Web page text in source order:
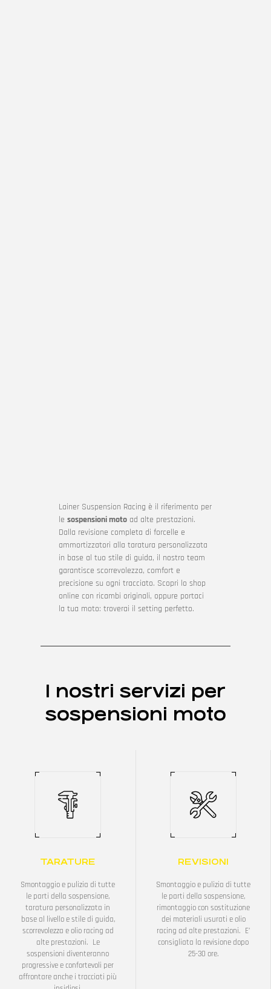
Lainer Suspension Racing è il riferimento per
lesospensioni moto ad alte prestazioni.
Dalla revisione completa di forcelle e
ammortizzatori alla taratura personalizzata
in base al tuo stile di guida, il nostro team
garantisce scorrevolezza, comfort e
precisione su ogni tracciato. Scopri lo shop
online con ricambi originali, oppure portaci
la tua moto: troverai il setting perfetto.
I nostri servizi per
sospensioni moto
TARATURE
Smontaggio e pulizia di tutte
le parti della sospensione,
taratura personalizzata in
base al livello e stile di guida,
scorrevolezza e olio racing ad
alte prestazioni. Le
sospensioni diventeranno
progressive e confortevoli per
affrontare anche i tracciati più
REVISIONI
Smontaggio e pulizia di tutte
le parti della sospensione,
rimontaggio con sostituzione
dei materiali usurati e olio
racing ad alte prestazioni. E’
consigliata la revisione dopo
25-30 ore.